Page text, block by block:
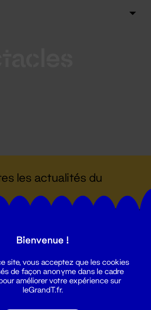
les actualités du
Bienvenue !
site, vous acceptez que les cookies
de façon anonyme dans le cadre
améliorer votre expérience sur
leGrandT.fr.